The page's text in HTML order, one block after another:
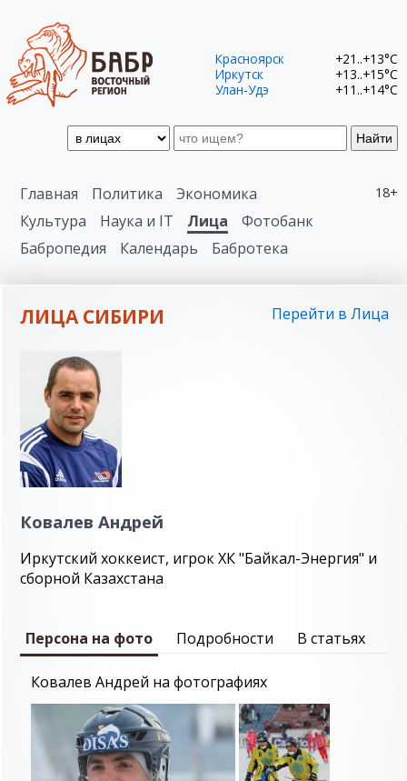
Найти
Красноярск
+21..+13°C
Иркутск
+13..+15°C
Улан-Удэ
+11..+14°C
18+
Главная Политика
Экономика
Культура
Наука и IT Лица
Фотобанк
Бабропедия
Календарь Бабротека
ЛИЦА СИБИРИ Перейти в Лица
Ковалев Андрей
Иркутский хоккеист, игрок ХК "Байкал-Энергия" и
сборной Казахстана
Персона на фото Подробности В статьях
Ковалев Андрей на фотографиях